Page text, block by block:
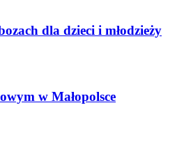
muszą pogodzić potrzeby
dla dzieci i młodzieży
w Małopolsce